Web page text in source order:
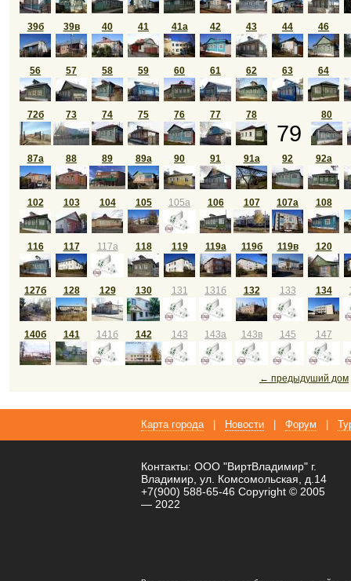
39б 39в 40 41 41а 42 43 44 46
56 57 58 59 60 61 62 63 64
72б 73 74 75 76 77 78
79
80
87а 88 89 89а 90 91 91а 92 92а
102 103 104 105 105а 106 107 107а 108
116 117 117а 118 119 119а 119б 119в 120
127б 128 129 130 131 131б 132 133 134
140б 141 141б 142 143 143а 143в 145 147
← предыдуший дом
Карта города Новости Форум
Контакты: ООО "ВиртВладимир" г.
Владимир, ул. Комсомольская, д.14
+7(900) 588-65-46 Copyright © 2005
— 2022